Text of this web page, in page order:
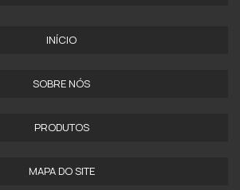
INÍCIO
SOBRE NÓS
PRODUTOS
MAPA DO SITE